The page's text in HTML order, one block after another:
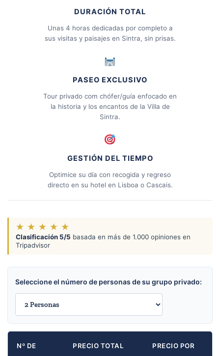
DURACIÓN TOTAL
Unas 4 horas dedicadas por completo a
sus visitas y paisajes en Sintra, sin prisas.
PASEO EXCLUSIVO
Tour privado com chófer/guía enfocado en
la historia y los encantos de la Villa de
Sintra.
GESTIÓN DEL TIEMPO
Optimice su día con recogida y regreso
directo en su hotel en Lisboa o Cascais.
★ ★ ★ ★ ★
Clasificación 5/5 basada en más de 1.000 opiniones en
Tripadvisor
Seleccione el número de personas de su grupo privado:
Nº DE
PRECIO TOTAL
PRECIO POR